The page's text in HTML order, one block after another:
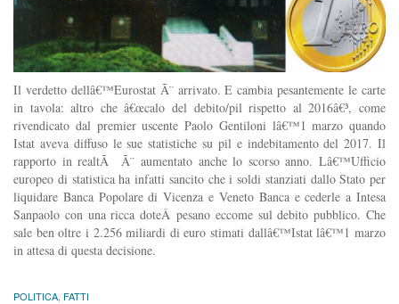
Il verdetto dellâ€™Eurostat Ã¨ arrivato. E cambia pesantemente le carte
in tavola: altro che â€œcalo del debito/pil rispetto al 2016â€³, come
rivendicato dal premier uscente Paolo Gentiloni lâ€™1 marzo quando
Istat aveva diffuso le sue statistiche su pil e indebitamento del 2017. Il
rapporto in realtÃ Ã¨ aumentato anche lo scorso anno. Lâ€™Ufficio
europeo di statistica ha infatti sancito che i soldi stanziati dallo Stato per
liquidare Banca Popolare di Vicenza e Veneto Banca e cederle a Intesa
Sanpaolo con una ricca doteÂ pesano eccome sul debito pubblico. Che
sale ben oltre i 2.256 miliardi di euro stimati dallâ€™Istat lâ€™1 marzo
in attesa di questa decisione.
POLITICA FATTI